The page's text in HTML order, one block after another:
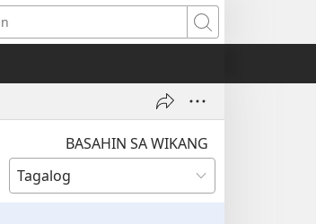
Hanapin
BASAHIN SA WIKANG